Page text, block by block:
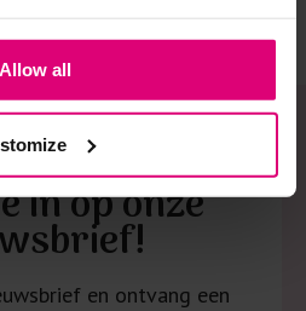
Allow all
advies op maat.
in op onze
en ontvang een